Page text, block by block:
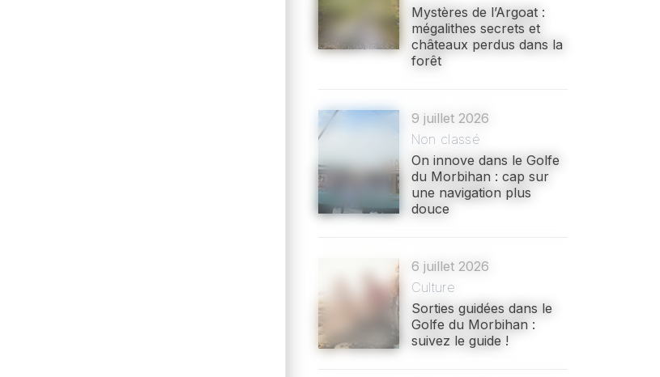
L’ABEILLE
rare et protégée. Il y a encore un
Mystères de l’Argoat :
mégalithes secrets et
châteaux perdus dans la
forêt
9 juillet 2026
Non classé
On innove dans le Golfe
du Morbihan : cap sur
une navigation plus
douce
6 juillet 2026
Culture
Sorties guidées dans le
Golfe du Morbihan :
suivez le guide !